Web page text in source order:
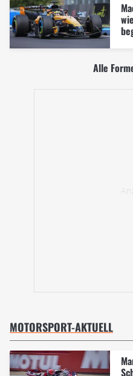
Alle
MOTORSPORT-AKTUELL